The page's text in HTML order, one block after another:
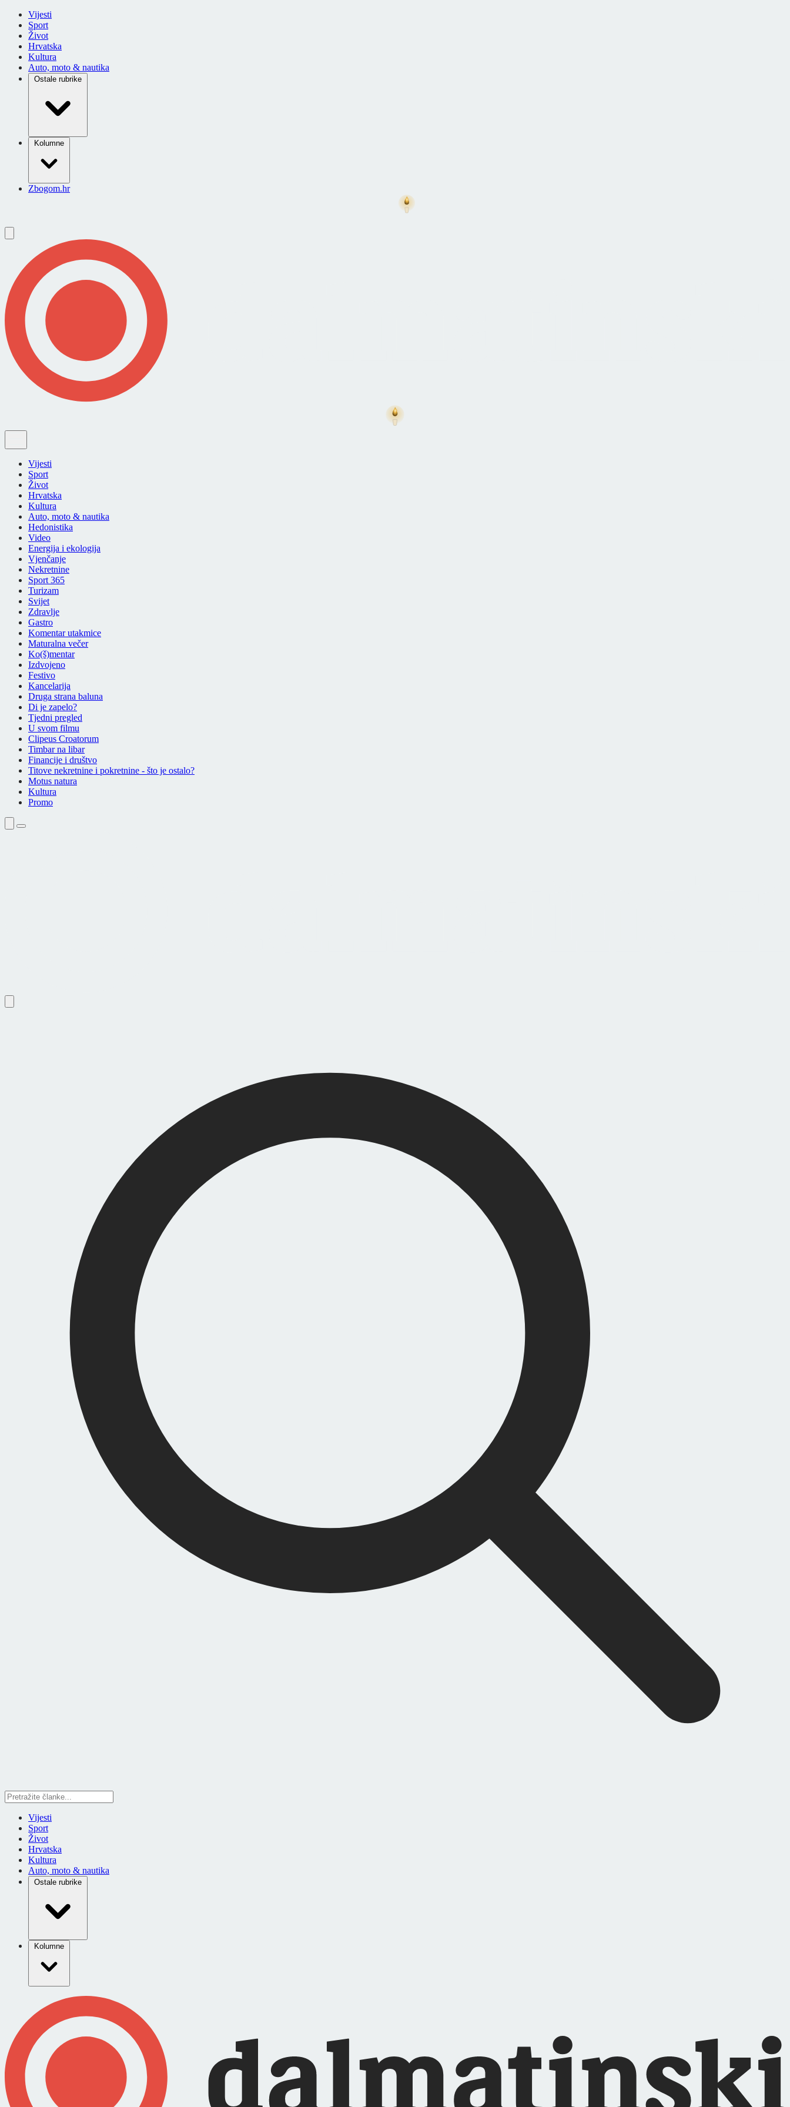
Vijesti
Sport
Život
Hrvatska
Kultura
Auto, moto & nautika
Ostale rubrike
Kolumne
Zbogom.hr
Vijesti
Sport
Život
Hrvatska
Kultura
Auto, moto & nautika
Hedonistika
Video
Energija i ekologija
Vjenčanje
Nekretnine
Sport 365
Turizam
Svijet
Zdravlje
Gastro
Komentar utakmice
Maturalna večer
Ko(š)mentar
Izdvojeno
Festivo
Kancelarija
Druga strana baluna
Di je zapelo?
Tjedni pregled
U svom filmu
Clipeus Croatorum
Timbar na libar
Financije i društvo
Titove nekretnine i pokretnine - što je ostalo?
Motus natura
Kultura
Promo
Vijesti
Sport
Život
Hrvatska
Kultura
Auto, moto & nautika
Ostale rubrike
Kolumne